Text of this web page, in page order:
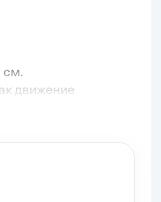
см.
движение
N = 5оборотов.